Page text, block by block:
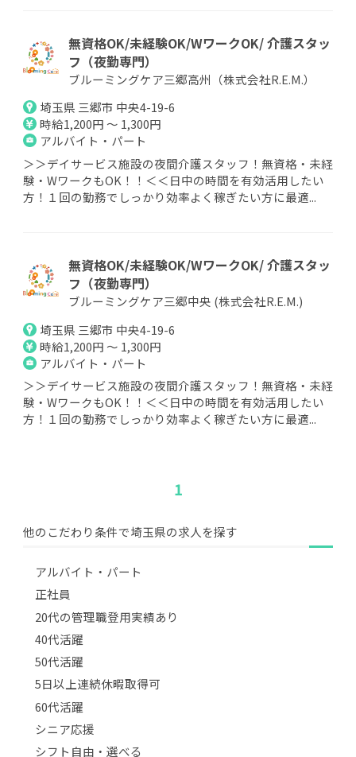
無資格OK/未経験OK/WワークOK/ 介護スタッ
フ（夜勤専門）
ブルーミングケア三郷高州（株式会社R.E.M.）
埼玉県 三郷市 中央4-19-6
時給1,200円 ～ 1,300円
アルバイト・パート
＞＞デイサービス施設の夜間介護スタッフ！無資格・未経
験・WワークもOK！！＜＜日中の時間を有効活用したい
方！１回の勤務でしっかり効率よく稼ぎたい方に最適...
無資格OK/未経験OK/WワークOK/ 介護スタッ
フ（夜勤専門）
ブルーミングケア三郷中央 (株式会社R.E.M.)
埼玉県 三郷市 中央4-19-6
時給1,200円 ～ 1,300円
アルバイト・パート
＞＞デイサービス施設の夜間介護スタッフ！無資格・未経
験・WワークもOK！！＜＜日中の時間を有効活用したい
方！１回の勤務でしっかり効率よく稼ぎたい方に最適...
1
他のこだわり条件で埼玉県の求人を探す
アルバイト・パート
正社員
20代の管理職登用実績あり
40代活躍
50代活躍
5日以上連続休暇取得可
60代活躍
シニア応援
シフト自由・選べる